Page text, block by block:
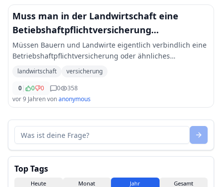
Muss man in der Landwirtschaft eine
Betiebshaftpflichtversicherung
abschließen?
Müssen Bauern und Landwirte eigentlich verbindlich eine
Betriebshaftpflichtversicherung oder ähnliches
abschließen??
landwirtschaft
versicherung
0| 0 0 0
358
vor 9 Jahrenvonanonymous
Top Tags
Heute Monat Jahr Gesamt